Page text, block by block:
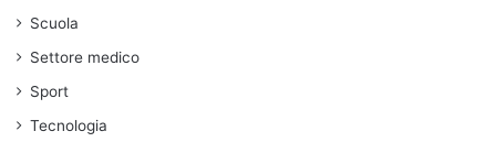
Scuola
Settore medico
Sport
Tecnologia